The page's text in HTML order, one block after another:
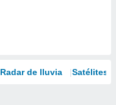
Radar de lluvia Satélites